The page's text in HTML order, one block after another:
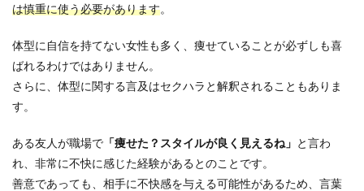
は慎重に使う必要があります。
体型に自信を持てない女性も多く、痩せていることが必ずしも喜
ばれるわけではありません。
さらに、体型に関する言及はセクハラと解釈されることもありま
す。
ある友人が職場で 「痩せた？スタイルが良く見えるね」 と言わ
れ、非常に不快に感じた経験があるとのことです。
善意であっても、相手に不快感を与える可能性があるため、言葉